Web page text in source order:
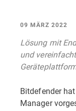
09 MÄRZ 2022
Lösung mit
und
Bitdefender
Manager